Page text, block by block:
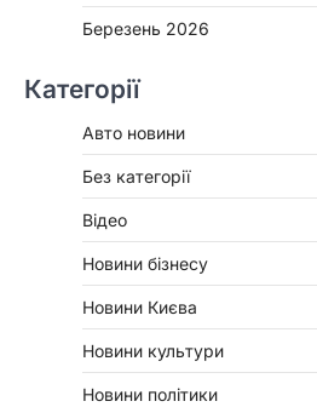
Березень 2026
Категорії
Авто новини
Без категорії
Відео
Новини бізнесу
Новини Києва
Новини культури
Новини політики